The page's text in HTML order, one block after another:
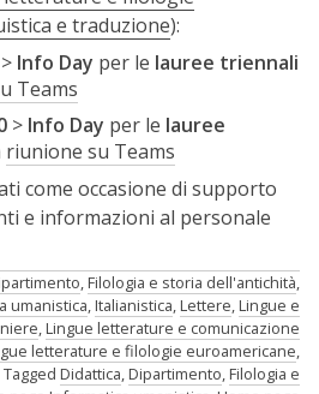
e traduzione):
> Info Day per le lauree triennali
Teams
> Info Day per le lauree
riunione su Teams
come occasione di supporto
e informazioni al personale
,Filologia e storia dell'antichità,
umanistica,Italianistica,Lettere,Lingue e
,Lingue letterature e comunicazione
letterature e filologie euroamericane,
Tagged Didattica,Dipartimento,Filologia e